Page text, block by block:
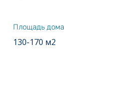
Площадь дома
130-170 м2